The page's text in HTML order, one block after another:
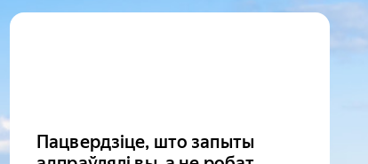
Пацвердзіце, што запыты